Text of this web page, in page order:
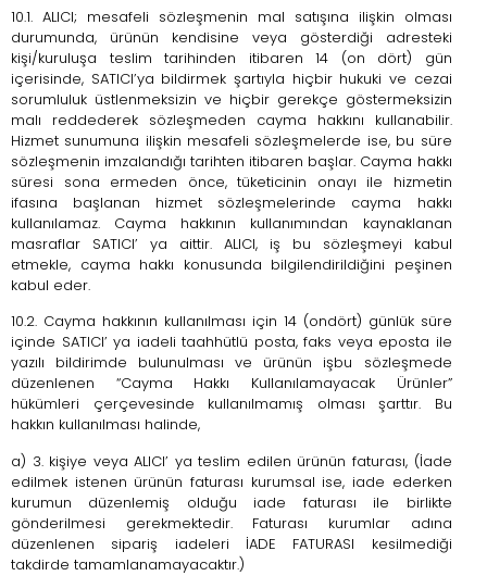
10.1. ALICI; mesafeli sözleşmenin mal satışına ilişkin olması
durumunda, ürünün kendisine veya gösterdiği adresteki
kişi/kuruluşa teslim tarihinden itibaren 14 (on dört) gün
içerisinde, SATICI’ya bildirmek şartıyla hiçbir hukuki ve cezai
sorumluluk üstlenmeksizin ve hiçbir gerekçe göstermeksizin
malı reddederek sözleşmeden cayma hakkını kullanabilir.
Hizmet sunumuna ilişkin mesafeli sözleşmelerde ise, bu süre
sözleşmenin imzalandığı tarihten itibaren başlar. Cayma hakkı
süresi sona ermeden önce, tüketicinin onayı ile hizmetin
ifasına başlanan hizmet sözleşmelerinde cayma hakkı
kullanılamaz. Cayma hakkının kullanımından kaynaklanan
masraflar SATICI’ ya aittir. ALICI, iş bu sözleşmeyi kabul
etmekle, cayma hakkı konusunda bilgilendirildiğini peşinen
kabul eder.
10.2. Cayma hakkının kullanılması için 14 (ondört) günlük süre
içinde SATICI’ ya iadeli taahhütlü posta, faks veya eposta ile
yazılı bildirimde bulunulması ve ürünün işbu sözleşmede
düzenlenen “Cayma Hakkı Kullanılamayacak Ürünler”
hükümleri çerçevesinde kullanılmamış olması şarttır. Bu
hakkın kullanılması halinde,
a) 3. kişiye veya ALICI’ ya teslim edilen ürünün faturası, (İade
edilmek istenen ürünün faturası kurumsal ise, iade ederken
kurumun düzenlemiş olduğu iade faturası ile birlikte
gönderilmesi gerekmektedir. Faturası kurumlar adına
düzenlenen sipariş iadeleri İADE FATURASI kesilmediği
takdirde tamamlanamayacaktır.)